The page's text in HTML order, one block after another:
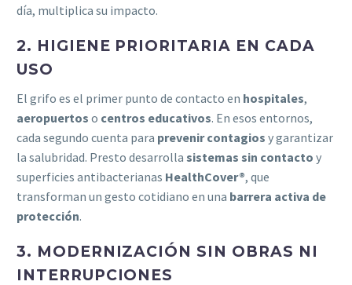
día, multiplica su impacto.
2. HIGIENE PRIORITARIA EN CADA
USO
El grifo es el primer punto de contacto en hospitales,
aeropuertos o centros educativos. En esos entornos,
cada segundo cuenta para prevenir contagios y garantizar
la salubridad. Presto desarrolla sistemas sin contacto y
superficies antibacterianas HealthCover®, que
transforman un gesto cotidiano en una barrera activa de
protección.
3. MODERNIZACIÓN SIN OBRAS NI
INTERRUPCIONES